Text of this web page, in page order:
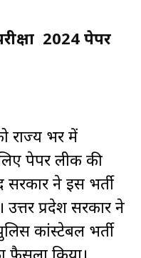
2024 पेपर
राज्य भर में
पेपर लीक की
ने इस भर्ती
प्रदेश सरकार ने
कांस्टेबल भर्ती